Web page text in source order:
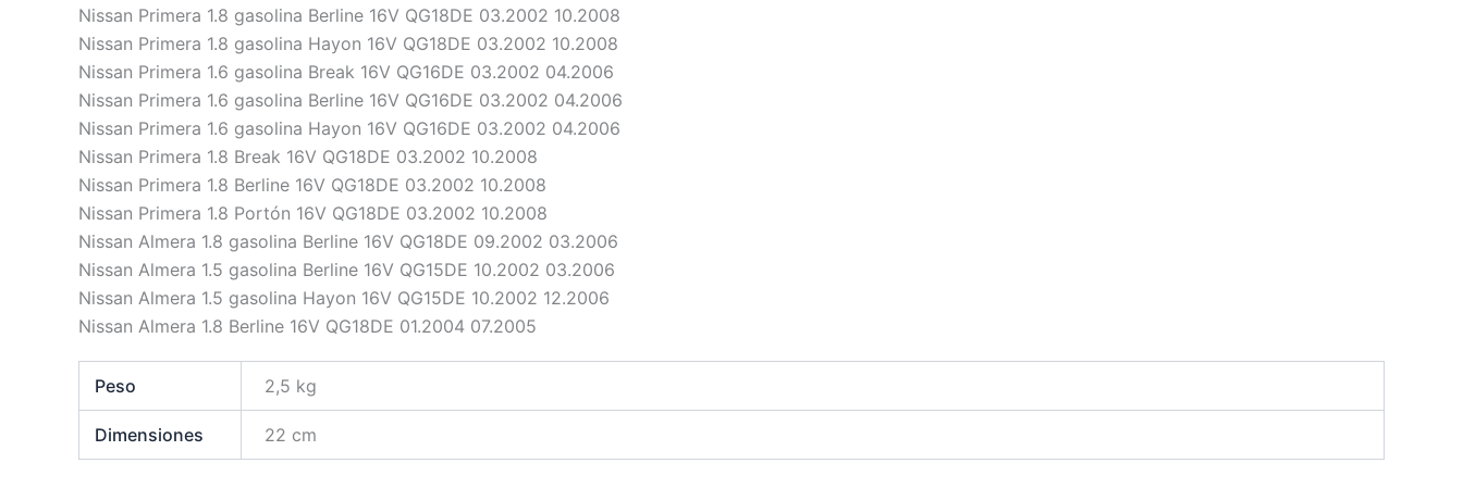
Nissan Primera 1.8 gasolina Berline 16V QG18DE 03.2002 10.2008
Nissan Primera 1.8 gasolina Hayon 16V QG18DE 03.2002 10.2008
Nissan Primera 1.6 gasolina Break 16V QG16DE 03.2002 04.2006
Nissan Primera 1.6 gasolina Berline 16V QG16DE 03.2002 04.2006
Nissan Primera 1.6 gasolina Hayon 16V QG16DE 03.2002 04.2006
Nissan Primera 1.8 Break 16V QG18DE 03.2002 10.2008
Nissan Primera 1.8 Berline 16V QG18DE 03.2002 10.2008
Nissan Primera 1.8 Portón 16V QG18DE 03.2002 10.2008
Nissan Almera 1.8 gasolina Berline 16V QG18DE 09.2002 03.2006
Nissan Almera 1.5 gasolina Berline 16V QG15DE 10.2002 03.2006
Nissan Almera 1.5 gasolina Hayon 16V QG15DE 10.2002 12.2006
Nissan Almera 1.8 Berline 16V QG18DE 01.2004 07.2005
Peso 2,5 kg
Dimensiones 22 cm